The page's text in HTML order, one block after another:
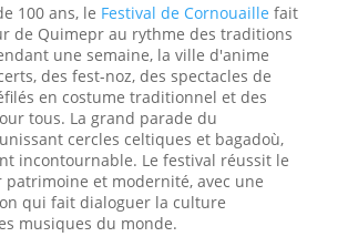
100 ans, le Festival de Cornouaille fait
de Quimepr au rythme des traditions
une semaine, la ville d'anime
des fest-noz, des spectacles de
en costume traditionnel et des
tous. La grand parade du
cercles celtiques et bagadoù,
incontournable. Le festival réussit le
patrimoine et modernité, avec une
qui fait dialoguer la culture
musiques du monde.